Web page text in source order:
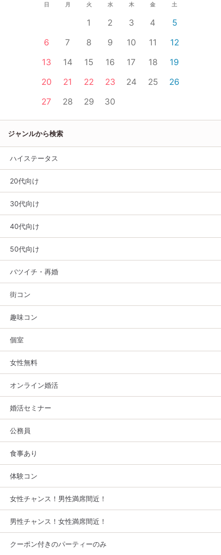
日 月 火 水 木 金 土
1 2 3 4
5
6
7 8 9 10 11
12
13
14 15 16 17 18
19
20
21 22 23 24 25
26
27
28 29 30
ジャンルから検索
ハイステータス
20代向け
30代向け
40代向け
50代向け
バツイチ・再婚
街コン
趣味コン
個室
女性無料
オンライン婚活
婚活セミナー
公務員
食事あり
体験コン
女性チャンス！男性満席間近！
男性チャンス！女性満席間近！
クーポン付きのパーティーのみ